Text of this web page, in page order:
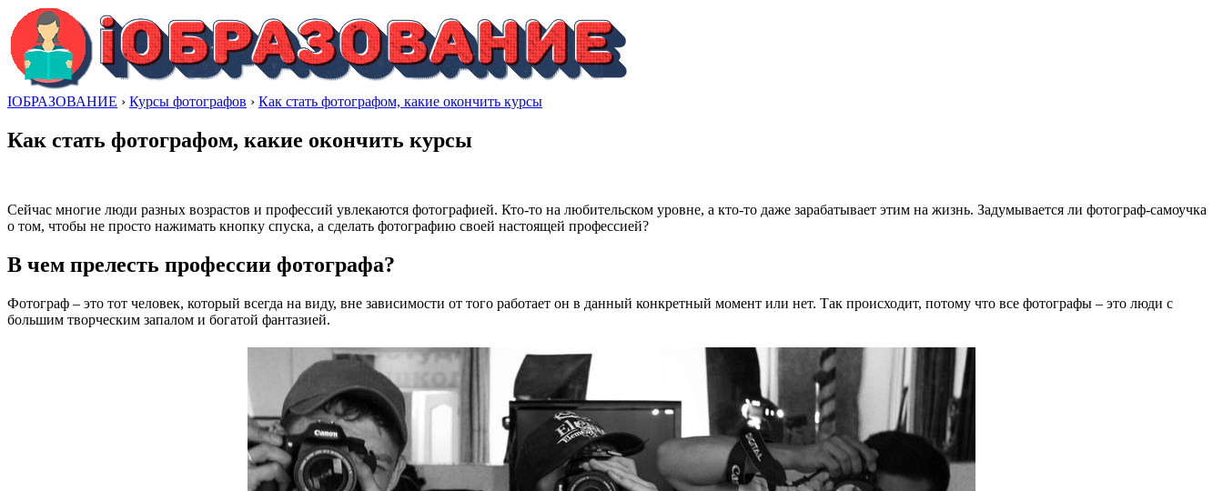
IОБРАЗОВАНИЕ › Курсы фотографов › Как стать фотографом, какие окончить курсы
Как стать фотографом, какие окончить курсы
Сейчас многие люди разных возрастов и профессий увлекаются фотографией. Кто-то на любительском уровне, а кто-то даже зарабатывает этим на жизнь. Задумывается ли фотограф-самоучка
о том, чтобы не просто нажимать кнопку спуска, а сделать фотографию своей настоящей профессией?
В чем прелесть профессии фотографа?
Фотограф – это тот человек, который всегда на виду, вне зависимости от того работает он в данный конкретный момент или нет. Так происходит, потому что все фотографы – это люди с
большим творческим запалом и богатой фантазией.